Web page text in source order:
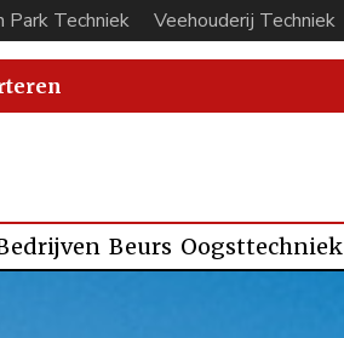
Park Techniek Veehouderij Techniek
Beurs Oogsttechniek